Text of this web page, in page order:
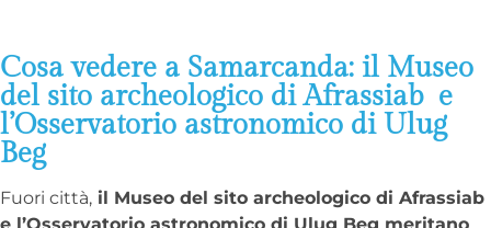
Cosa vedere a Samarcanda: il Museo
del sito archeologico di Afrassiab e
l’Osservatorio astronomico di Ulug
Beg
Fuori città, il Museo del sito archeologico di Afrassiab